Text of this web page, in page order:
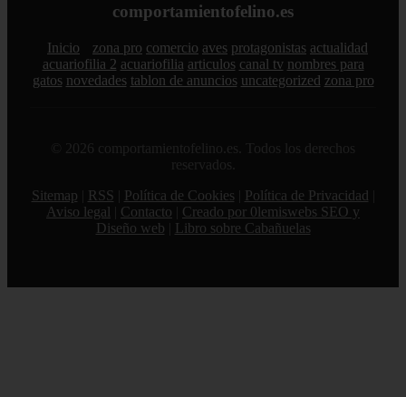
comportamientofelino.es
Inicio zona pro comercio aves protagonistas actualidad
acuariofilia 2 acuariofilia articulos canal tv nombres para
gatos novedades tablon de anuncios uncategorized zona pro
© 2026 comportamientofelino.es. Todos los derechos
reservados.
Sitemap
RSS Política de Cookies Política de Privacidad
Aviso legal
Contacto
Creado por 0lemiswebs SEO y
Diseño web
Libro sobre Cabañuelas